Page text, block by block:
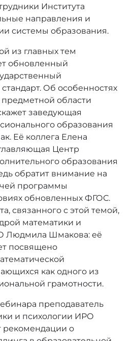
Института
направления и
системы образования.
из главных тем
обновленный
Об особенностях
области
заведующая
образования
Её коллега Елена
Центр
образования
обратит внимание на
программы
обновленных ФГОС.
связанного с этой темой,
математики и
Людмила Шмакова: её
посвящено
как одного из
грамотности.
преподаватель
и психологии ИРО
рекомендации о